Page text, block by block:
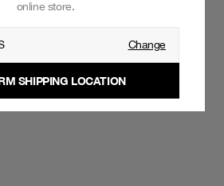
online store.
Change
SHIPPING LOCATION